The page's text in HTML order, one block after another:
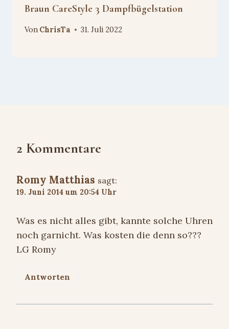
Braun CareStyle 3 Dampfbügelstation
Von ChrisTa 31. Juli 2022
2 Kommentare
Romy Matthias sagt:
19. Juni 2014 um 20:54 Uhr
Was es nicht alles gibt, kannte solche Uhren
noch garnicht. Was kosten die denn so???
LG Romy
Antworten